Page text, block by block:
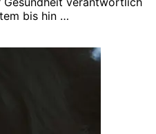
bis hin …